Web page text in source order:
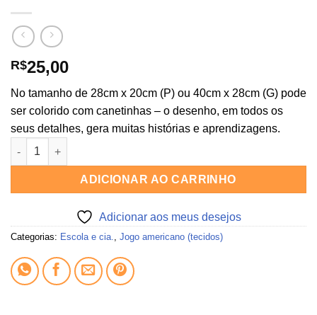
R$25,00
No tamanho de 28cm x 20cm (P) ou 40cm x 28cm (G) pode
ser colorido com canetinhas – o desenho, em todos os
seus detalhes, gera muitas histórias e aprendizagens.
Tecido jogo americano ALFABETO (colorido) quantidade
ADICIONAR AO CARRINHO
Adicionar aos meus desejos
Categorias: Escola e cia., Jogo americano (tecidos)